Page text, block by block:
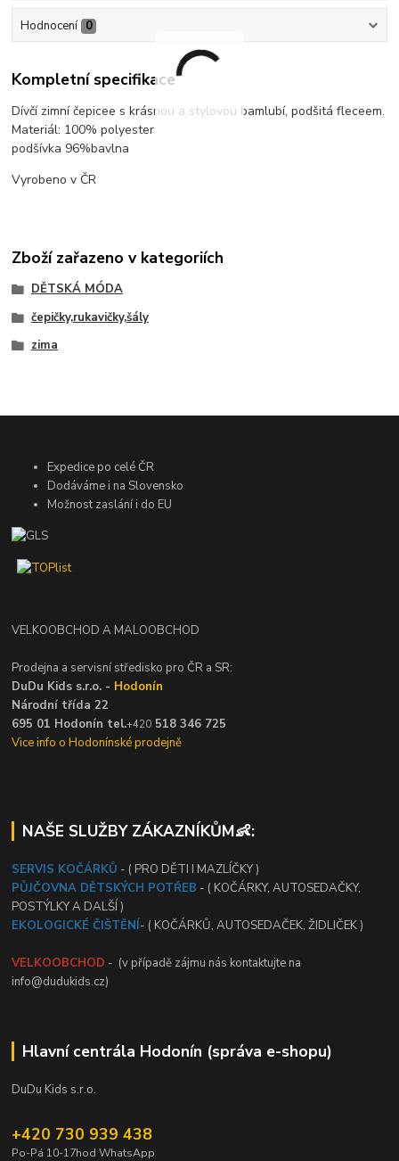
Hodnocení 0
Kompletní specifikace
Dívčí zimní čepicee s krásnou a stylovou bamlubí, podšitá fleceem.
Materiál: 100% polyester
podšívka 96%bavlna
Vyrobeno v ČR
Zboží zařazeno v kategoriích
DĚTSKÁ MÓDA
čepičky,rukavičky,šály
zima
Expedice po celé ČR
Dodáváme i na Slovensko
Možnost zaslání i do EU
VELKOOBCHOD A MALOOBCHOD
Prodejna a servisní středisko pro ČR a SR:
DuDu Kids s.r.o. - Hodonín
Národní třída 22
695 01 Hodonín tel.+420 518 346 725
Vice info o Hodonínské prodejně
NAŠE SLUŽBY ZÁKAZNÍKŮM👶:
SERVIS KOČÁRKŮ - ( PRO DĚTI I MAZLÍČKY )
PŮJČOVNA DĚTSKÝCH POTŘEB - ( KOČÁRKY, AUTOSEDAČKY,
POSTÝLKY A DALŠÍ )
EKOLOGICKÉ ČIŠTĚNÍ- ( KOČÁRKŮ, AUTOSEDAČEK, ŽIDLIČEK )
VELKOOBCHOD - (v případě zájmu nás kontaktujte na
info@dudukids.cz)
Hlavní centrála Hodonín (správa e-shopu)
DuDu Kids s.r.o.
+420 730 939 438
Po-Pá 10-17hod WhatsApp